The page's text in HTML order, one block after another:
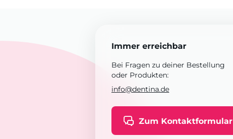
Immer erreichbar
Bei Fragen zu deiner Bestellung
oder Produkten:
info@dentina.de
Zum Kontaktformular